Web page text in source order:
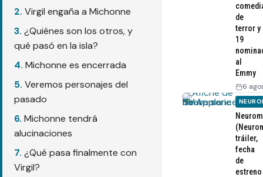
Virgil engaña a Michonne
¿Quiénes son los otros, y
qué pasó en la isla?
Michonne es encerrada
Veremos personajes del
pasado
Michonne tendrá
alucinaciones
¿Qué pasa finalmente con
Virgil?
de
terror y
19
al
Emmy
6
tráiler,
fecha
de
estreno